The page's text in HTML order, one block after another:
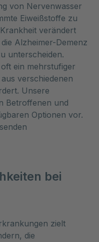
von Nervenwasser
Eiweißstoffe zu
verändert
Alzheimer-Demenz
unterscheiden.
ein mehrstufiger
verschiedenen
Unsere
Betroffenen und
Optionen vor.
bei
zielt
die